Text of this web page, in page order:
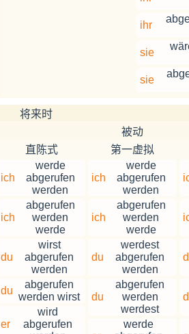
ihr
sie
sie
将来时
被动
直陈式
ich
werde
abgerufen
werden
ich
abgerufen
werden
werde
du
wirst
abgerufen
werden
du
abgerufen
werden wirst
er
wird
abgerufen
第一虚拟
ich
werde
abgerufen
werden
ich
abgerufen
werden
werde
du
werdest
abgerufen
werden
du
abgerufen
werden
werdest
werde